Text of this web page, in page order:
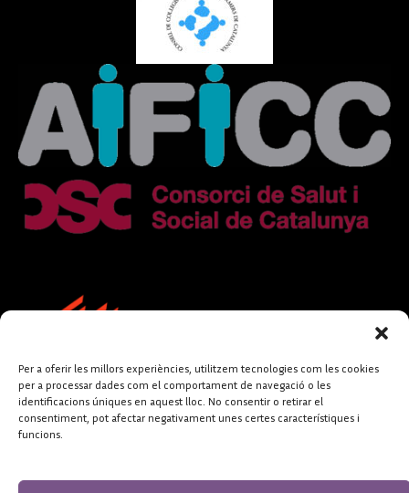
Per a oferir les millors experiències, utilitzem tecnologies com les cookies
per a processar dades com el comportament de navegació o les
identificacions úniques en aquest lloc. No consentir o retirar el
consentiment, pot afectar negativament unes certes característiques i
funcions.
FUNDACIÓ